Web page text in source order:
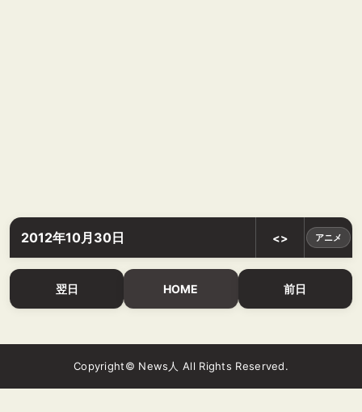
2012年10月30日 <> アニメ
翌日 HOME 前日
Copyright© News人 All Rights Reserved.